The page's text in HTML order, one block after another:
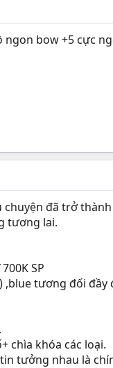
bow +5 cực
chuyện đã trở
tương lai.
SP
tương đối đầy
chìa khóa các loại.
tưởng nhau là